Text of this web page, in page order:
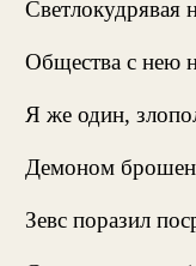
Светлокудрявая
Общества с нею
Я же один,
Демоном
Зевс поразил